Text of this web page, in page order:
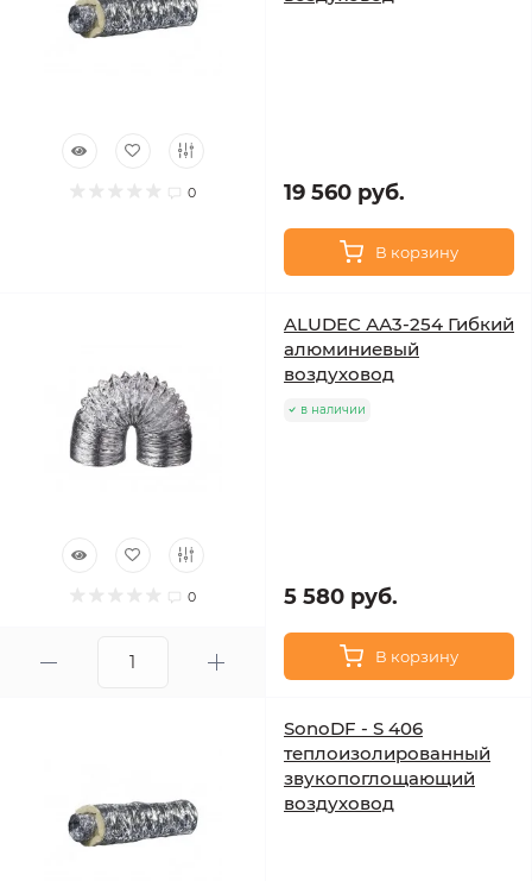
0 19 560 руб.
В корзину
0
ALUDEC АА3-254 Гибкий
алюминиевый
воздуховод
в наличии
5 580 руб.
В корзину
SonoDF - S 406
теплоизолированный
звукопоглощающий
воздуховод